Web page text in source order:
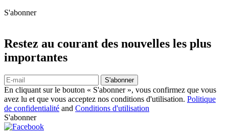
S'abonner
Restez au courant des nouvelles les plus
importantes
S'abonner
En cliquant sur le bouton « S'abonner », vous confirmez que vous
avez lu et que vous acceptez nos conditions d'utilisation. Politique
de confidentialité and Conditions d'utilisation
S'abonner